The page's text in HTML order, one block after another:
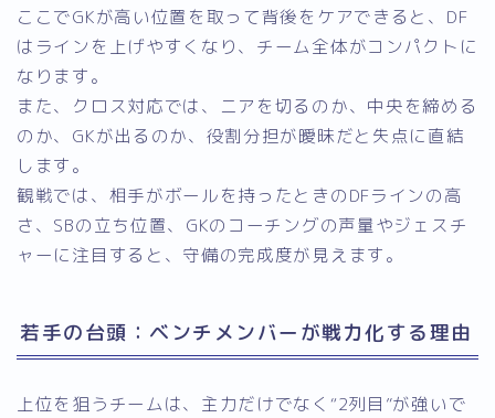
ここでGKが高い位置を取って背後をケアできると、DF
はラインを上げやすくなり、チーム全体がコンパクトに
なります。
また、クロス対応では、ニアを切るのか、中央を締める
のか、GKが出るのか、役割分担が曖昧だと失点に直結
します。
観戦では、相手がボールを持ったときのDFラインの高
さ、SBの立ち位置、GKのコーチングの声量やジェスチ
ャーに注目すると、守備の完成度が見えます。
若手の台頭：ベンチメンバーが戦力化する理由
上位を狙うチームは、主力だけでなく“2列目”が強いで